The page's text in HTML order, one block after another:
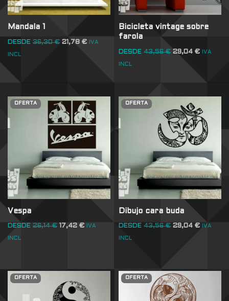
Mandala 1
DESDE 36,30€ 21,78 € IVA
INCL
Bicicleta vintage sobre
farola
DESDE 43,56€ 29,04€ IVA
INCL
OFERTA
Vespa
DESDE 26,14€ 17,42 € IVA
INCL
OFERTA
Dibujo cara buda
DESDE 43,56€ 29,04€ IVA
INCL
OFERTA OFERTA